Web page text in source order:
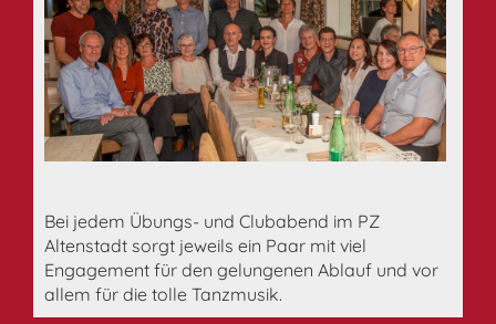
Bei jedem Übungs- und Clubabend im PZ
Altenstadt sorgt jeweils ein Paar mit viel
Engagement für den gelungenen Ablauf und vor
allem für die tolle Tanzmusik.